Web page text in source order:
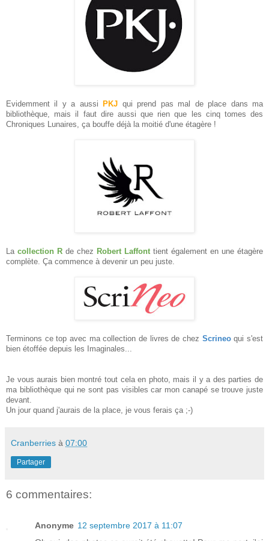
Evidemment il y a aussi PKJ qui prend pas mal de place dans ma
bibliothèque, mais il faut dire aussi que rien que les cinq tomes des
Chroniques Lunaires, ça bouffe déjà la moitié d'une étagère !
La collection R de chez Robert Laffont tient également en une étagère
complète. Ça commence à devenir un peu juste.
Terminons ce top avec ma collection de livres de chez Scrineoqui s'est
bien étoffée depuis les Imaginales...
Je vous aurais bien montré tout cela en photo, mais il y a des parties de
ma bibliothèque qui ne sont pas visibles car mon canapé se trouve juste
devant.
Un jour quand j'aurais de la place, je vous ferais ça ;-)
Cranberries à 07:00
Partager
6 commentaires:
Anonyme 12 septembre 2017 à 11:07